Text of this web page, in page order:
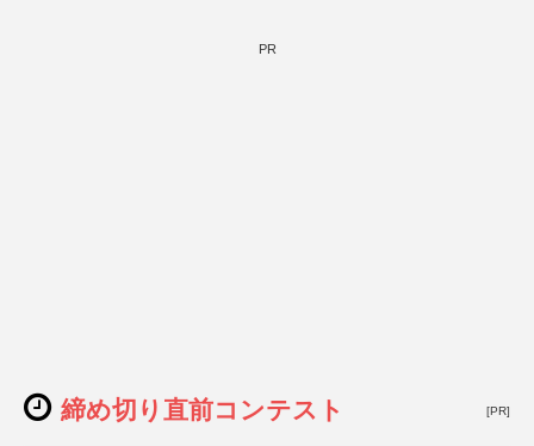
PR
締め切り直前コンテスト [PR]